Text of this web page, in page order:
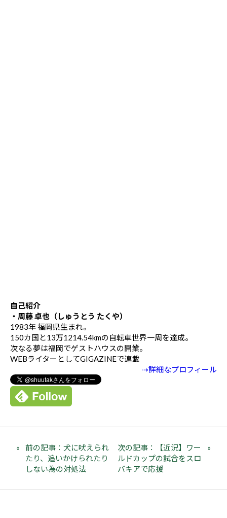
自己紹介
・周藤 卓也（しゅうとう たくや）
1983年 福岡県生まれ。
150カ国と13万1214.54kmの自転車世界一周を達成。
次なる夢は福岡でゲストハウスの開業。
WEBライターとしてGIGAZINEで連載
⇢詳細なプロフィール
前の記事：犬に吠えられ
たり、追いかけられたり
しない為の対処法
次の記事：【近況】ワー
ルドカップの試合をスロ
バキアで応援